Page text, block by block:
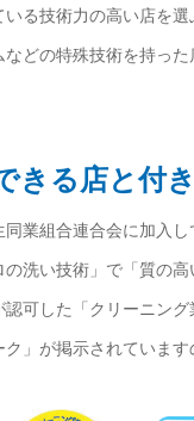
る技術力の高い店を
どの特殊技術を持っ
る店と付
業組合連合会に加入
洗い技術」で「質の
可した「クリーニン
」が掲示されていま